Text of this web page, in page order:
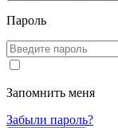
Пароль
Запомнить меня
Забыли пароль?